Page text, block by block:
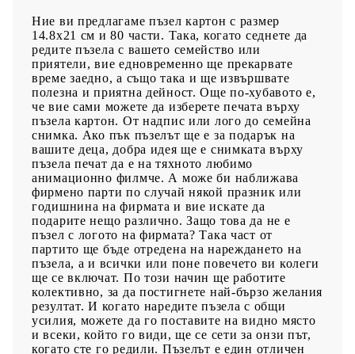
Ние ви предлагаме пъзел картон с размер
14.8х21 см и 80 части. Така, когато седнете да
редите пъзела с вашето семейство или
приятели, вие едновременно ще прекарвате
време заедно, а също така и ще извършвате
полезна и приятна дейност. Още по-хубавото е,
че вие сами можете да изберете печата върху
пъзела картон. От надпис или лого до семейна
снимка. Ако пък пъзелът ще е за подарък на
вашите деца, добра идея ще е снимката върху
пъзела печат да е на тяхното любимо
анимационно филмче. А може би наближава
фирмено парти по случай някой празник или
годишнина на фирмата и вие искате да
подарите нещо различно. Защо това да не е
пъзел с логото на фирмата? Така част от
партито ще бъде отредена на нареждането на
пъзела, а и всички или поне повечето ви колеги
ще се включат. По този начин ще работите
колективно, за да постигнете най-бързо желания
резултат. И когато наредите пъзела с общи
усилия, можете да го поставите на видно място
и всеки, който го види, ще се сети за онзи път,
когато сте го редили. Пъзелът е един отличен